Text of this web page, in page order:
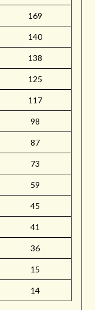
169
140
138
125
117
98
87
73
59
45
41
36
15
14